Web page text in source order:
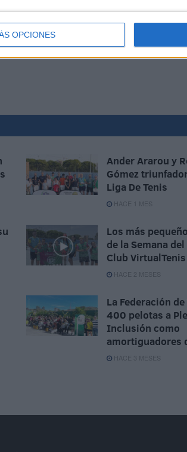
OPCIONES
realizado año tras año en la
quiso felicitar y dar la enhorabuena
que siga disfrutando del arbitraje en el
tenis titulados de nuestra ciudad.
Ander Ararou y
Gómez
Liga De Tenis
HACE 1 MES
Los más
de la Semana
Club VirtualTenis
HACE 2 MESES
La Federación
400 pelotas a
Inclusión como
amortiguadores
HACE 3 MESES